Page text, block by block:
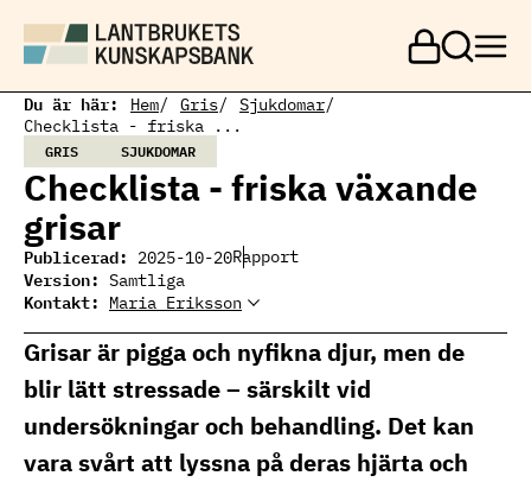
a
Du är här: Hem Gris
Sjukdomar
Checklista - friska ...
GRIS SJUKDOMAR
Checklista - friska växande
grisar
Publicerad: 2025-10-20Rapport
Version: Samtliga
Kontakt: Maria Eriksson
Maria Eriksson
Ämnesansvarig gris
maria.eriksson@ri.se
010-516 65 37
Grisar är pigga och nyfikna djur, men de
blir lätt stressade – särskilt vid
undersökningar och behandling. Det kan
vara svårt att lyssna på deras hjärta och